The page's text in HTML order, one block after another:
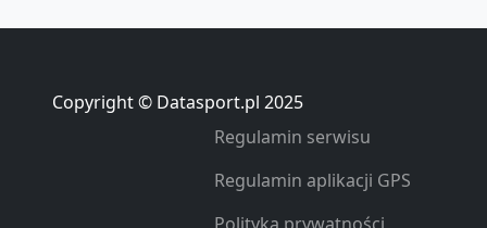
Copyright © Datasport.pl 2025
Regulamin serwisu
Regulamin aplikacji GPS